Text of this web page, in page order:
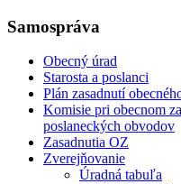
Samospráva
Obecný úrad
Starosta a poslanci
Plán zasadnutí
Komisie pri obecnom
poslaneckých obvodov
Zasadnutia OZ
Zverejňovanie
Úradná tabuľa